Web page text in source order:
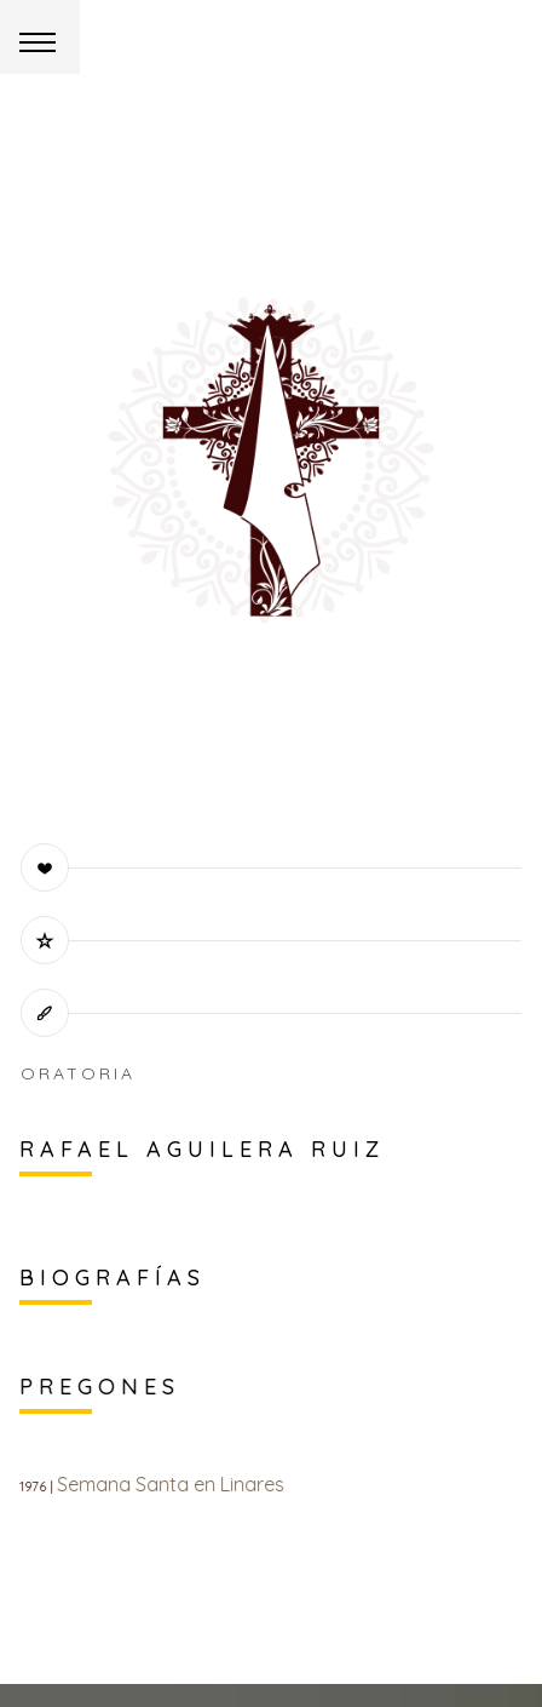
ORATORIA
RAFAEL AGUILERA RUIZ
BIOGRAFÍAS
PREGONES
1976 | Semana Santa en Linares